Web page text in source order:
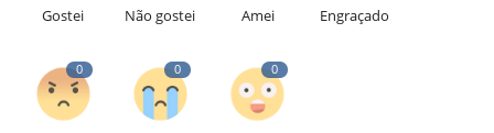
Gostei Não gostei Amei Engraçado
0 0 0